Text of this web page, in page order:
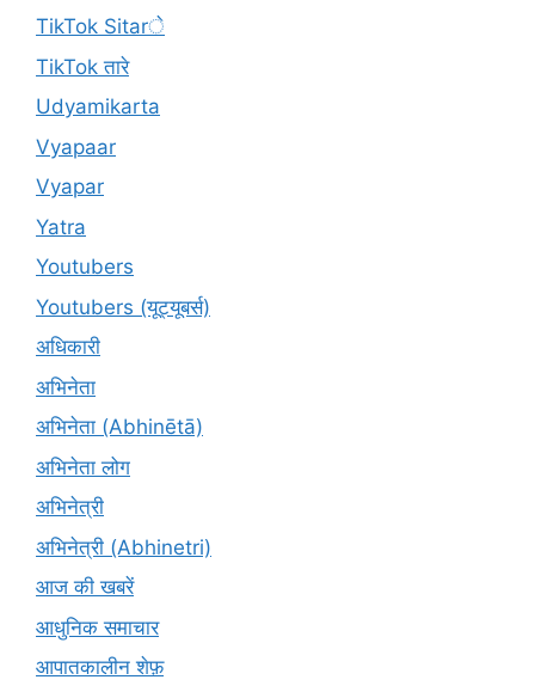
TikTok Sitarे
TikTok तारे
Udyamikarta
Vyapaar
Vyapar
Yatra
Youtubers
Youtubers (यूट्यूबर्स)
अधिकारी
अभिनेता
अभिनेता (Abhinētā)
अभिनेता लोग
अभिनेत्री
अभिनेत्री (Abhinetri)
आज की खबरें
आधुनिक समाचार
आपातकालीन शेफ़